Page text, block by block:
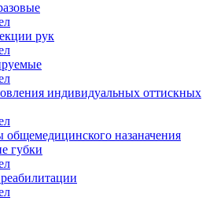
рук
индивидуальных оттискных
общемедицинского назаначения
губки